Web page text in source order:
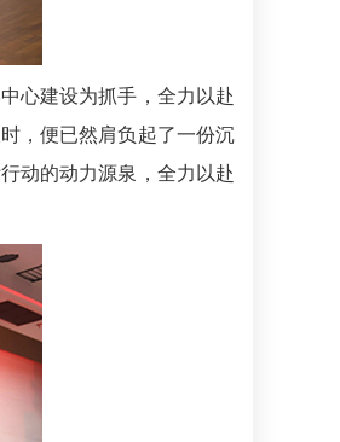
心建设为抓手，全力以赴
，便已然肩负起了一份沉
动的动力源泉，全力以赴